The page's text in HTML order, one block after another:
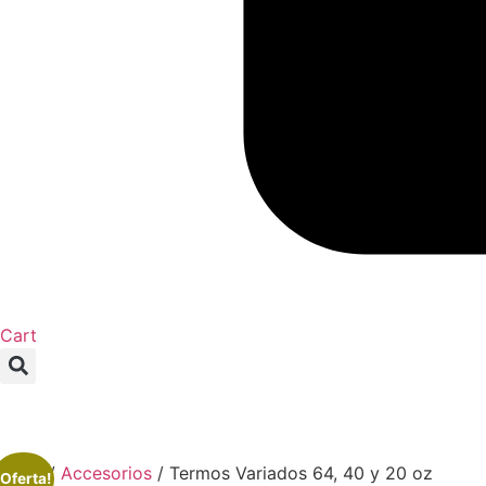
Cart
Inicio/ Accesorios / Termos Variados 64, 40 y 20 oz